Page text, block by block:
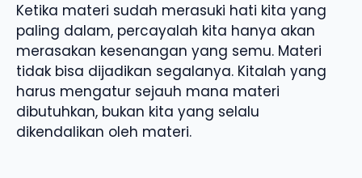
Ketika materi sudah merasuki hati kita yang
paling dalam, percayalah kita hanya akan
merasakan kesenangan yang semu. Materi
tidak bisa dijadikan segalanya. Kitalah yang
harus mengatur sejauh mana materi
dibutuhkan, bukan kita yang selalu
dikendalikan oleh materi.